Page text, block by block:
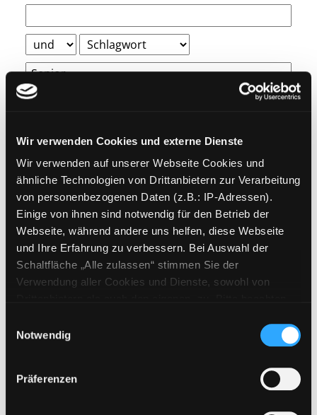
Wir verwenden Cookies und externe Dienste
Wir verwenden auf unserer Webseite Cookies und
ähnliche Technologien von Drittanbietern zur Verarbeitung
von personenbezogenen Daten (z.B.: IP-Adressen).
Einige von ihnen sind notwendig für den Betrieb der
Webseite, während andere uns helfen, diese Webseite
und Ihre Erfahrung zu verbessern. Bei Auswahl der
Schaltfläche „Alle zulassen“ stimmen Sie der
Verwendung aller Cookies und Dienste, sowohl von
Cookies von Drittanbietern, eine Verarbeitung in
unsicheren Drittländern (Länder außerhalb des EWR
ohne adäquates Datenschutzniveau) stattfinden kann. In
diesem Zusammenhang können aktuell Risiken für
Notwendig
Präferenzen
Weitere Suchkriterien
Erwerbungen der letzten Tage
Jahr von
Medien anzeigen, die nach dem Jahr veröffentlicht
Jahr bis
Medien anzeigen, die vor dem
E-Medien
Mediengruppe